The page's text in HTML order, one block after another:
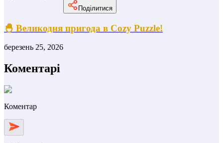
Поділитися
🐣 Великодня пригода в Cozy Puzzle!
березень 25, 2026
Коментарі
Коментар